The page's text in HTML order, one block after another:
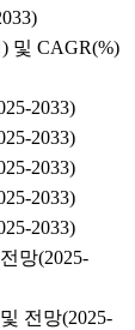
및 CAGR(%)
2033)
2033)
2033)
2033)
2033)
망(2025-
전망(2025-